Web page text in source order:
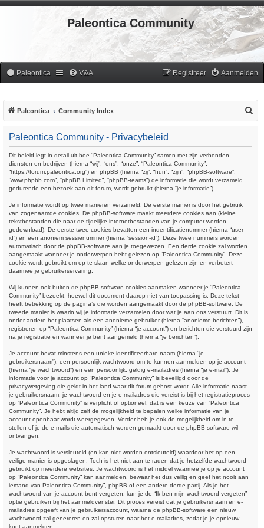
Paleontica Community
Paleontica V&A Aanmelden
Registreer
Paleontica Community Index
Paleontica Community - Privacybeleid
Dit beleid legt in detail uit hoe “Paleontica Community” samen met zijn verbonden
diensten en bedrijven (hierna “wij”, “ons”, “onze”, “Paleontica Community”,
“https://forum.paleontica.org”) en phpBB (hierna “zij”, “hun”, “zijn”, “phpBB-software”,
“www.phpbb.com”, “phpBB Limited”, “phpBB-teams”) de informatie die wordt verzameld
gedurende een bezoek aan dit forum, wordt gebruikt (hierna “je informatie”).
Je informatie wordt op twee manieren verzameld. De eerste manier is door het gebruik
van zogenaamde cookies. De phpBB-software maakt meerdere cookies aan (kleine
tekstbestanden die naar de tijdelijke internetbestanden van je computer worden
gedownload). De eerste twee cookies bevatten een indentificatienummer (hierna “user-
id”) en een anoniem sessienummer (hierna “session-id”). Deze twee nummers worden
automatisch door de phpBB-software aan je toegewezen. Een derde cookie zal worden
aangemaakt wanneer je onderwerpen hebt gelezen op “Paleontica Community”. Deze
cookie wordt gebruikt om op te slaan welke onderwerpen gelezen zijn en verbetert
daarmee je gebruikerservaring.
Wij kunnen ook buiten de phpBB-software cookies aanmaken wanneer je “Paleontica
Community” bezoekt, hoewel dit document daarop niet van toepassing is. Deze tekst
heeft betrekking op de pagina’s die worden aangemaakt door de phpBB-software. De
tweede manier is waarin wij je informatie verzamelen door wat je aan ons verstuurt. Dit is
onder andere het plaatsen als een anonieme gebruiker (hierna “anonieme berichten”),
registreren op “Paleontica Community” (hierna “je account”) en berichten die verstuurd zijn
na je registratie en wanneer je bent aangemeld (hierna “je berichten”).
Je account bevat minstens een unieke identificeerbare naam (hierna “je
gebruikersnaam”), een persoonlijk wachtwoord om te kunnen aanmelden op je account
(hierna “je wachtwoord”) en een persoonlijk, geldig e-mailadres (hierna “je e-mail”). Je
informatie voor je account op “Paleontica Community” is beveiligd door de
privacywetgeving die geldt in het land waar dit forum gehost wordt. Alle informatie naast
je gebruikersnaam, je wachtwoord en je e-mailadres die vereist is bij het registratieproces
op “Paleontica Community” is verplicht of optioneel, dat is een keuze van “Paleontica
Community”. Je hebt altijd zelf de mogelijkheid te bepalen welke informatie van je
account openbaar wordt weergegeven. Verder heb je ook de mogelijkheid om in te
stellen of je de e-mails die automatisch worden gemaakt door de phpBB-software wil
ontvangen.
Je wachtwoord is versleuteld (en kan niet worden ontsleuteld) waardoor het op een
veilige manier is opgeslagen. Toch is het niet aan te raden dat je hetzelfde wachtwoord
gebruikt op meerdere websites. Je wachtwoord is het middel waarmee je op je account
op “Paleontica Community” kan aanmelden, bewaar het dus veilig en geef het nooit aan
iemand van Paleontica Community”, phpBB of een andere derde partij. Als je het
wachtwoord van je account bent vergeten, kun je de “Ik ben mijn wachtwoord vergeten”-
optie gebruiken bij het aanmeldvenster. Dit proces vereist dat je gebruikersnaam en e-
mailadres opgeeft van je gebruikersaccount, waarna de phpBB-software een nieuw
wachtwoord zal genereren en zal opsturen naar het e-mailadres, zodat je je opnieuw
kunt aanmelden.